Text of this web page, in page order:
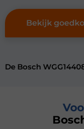
Bekijk
De Bosch